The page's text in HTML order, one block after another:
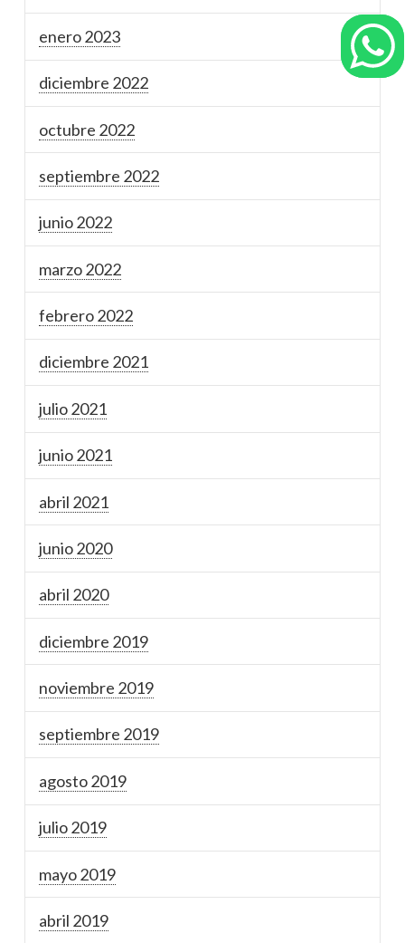
enero 2023
diciembre 2022
octubre 2022
septiembre 2022
junio 2022
marzo 2022
febrero 2022
diciembre 2021
julio 2021
junio 2021
abril 2021
junio 2020
abril 2020
diciembre 2019
noviembre 2019
septiembre 2019
agosto 2019
julio 2019
mayo 2019
abril 2019